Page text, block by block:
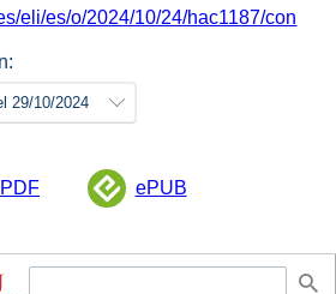
eli/es/o/2024/10/24/hac1187/con
29/10/2024
PDF ePUB